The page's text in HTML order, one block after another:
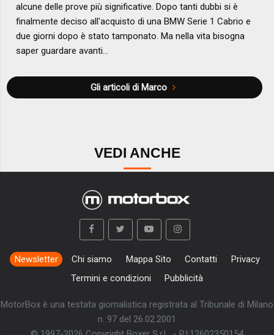
alcune delle prove più significative. Dopo tanti dubbi si è
finalmente deciso all'acquisto di una BMW Serie 1 Cabrio e
due giorni dopo è stato tamponato. Ma nella vita bisogna
saper guardare avanti...
Gli articoli di Marco
VEDI ANCHE
Newsletter Chi siamo Mappa Sito Contatti
Privacy
Termini e condizioni
Pubblicità
MotorBox è una testata giornalistica registrata al Tribunale di Milano
n. 97 del 26.02.2001